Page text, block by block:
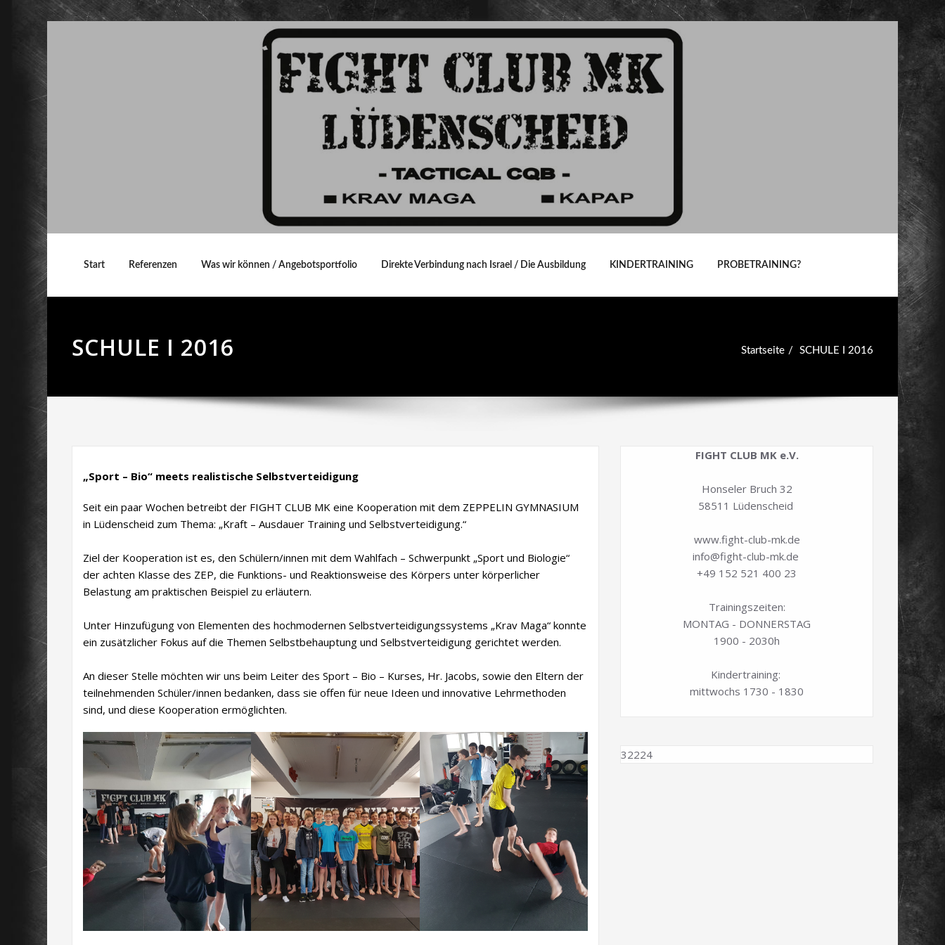
Start Referenzen Was wir können / Angebotsportfolio Direkte Verbindung nach Israel / Die Ausbildung KINDERTRAINING PROBETRAINING?
SCHULE I 2016 Startseite SCHULE I 2016
„Sport – Bio“ meets realistische Selbstverteidigung
Seit ein paar Wochen betreibt der FIGHT CLUB MK eine Kooperation mit dem ZEPPELIN GYMNASIUM
in Lüdenscheid zum Thema: „Kraft – Ausdauer Training und Selbstverteidigung.“
Ziel der Kooperation ist es, den Schülern/innen mit dem Wahlfach – Schwerpunkt „Sport und Biologie“
der achten Klasse des ZEP, die Funktions- und Reaktionsweise des Körpers unter körperlicher
Belastung am praktischen Beispiel zu erläutern.
Unter Hinzufügung von Elementen des hochmodernen Selbstverteidigungssystems „Krav Maga“ konnte
ein zusätzlicher Fokus auf die Themen Selbstbehauptung und Selbstverteidigung gerichtet werden.
An dieser Stelle möchten wir uns beim Leiter des Sport – Bio – Kurses, Hr. Jacobs, sowie den Eltern der
teilnehmenden Schüler/innen bedanken, dass sie offen für neue Ideen und innovative Lehrmethoden
sind, und diese Kooperation ermöglichten.
FIGHT CLUB MK e.V.
Honseler Bruch 32
58511 Lüdenscheid
www.fight-club-mk.de
info@fight-club-mk.de
+49 152 521 400 23
Trainingszeiten:
MONTAG - DONNERSTAG
1900 - 2030h
Kindertraining:
mittwochs 1730 - 1830
32224